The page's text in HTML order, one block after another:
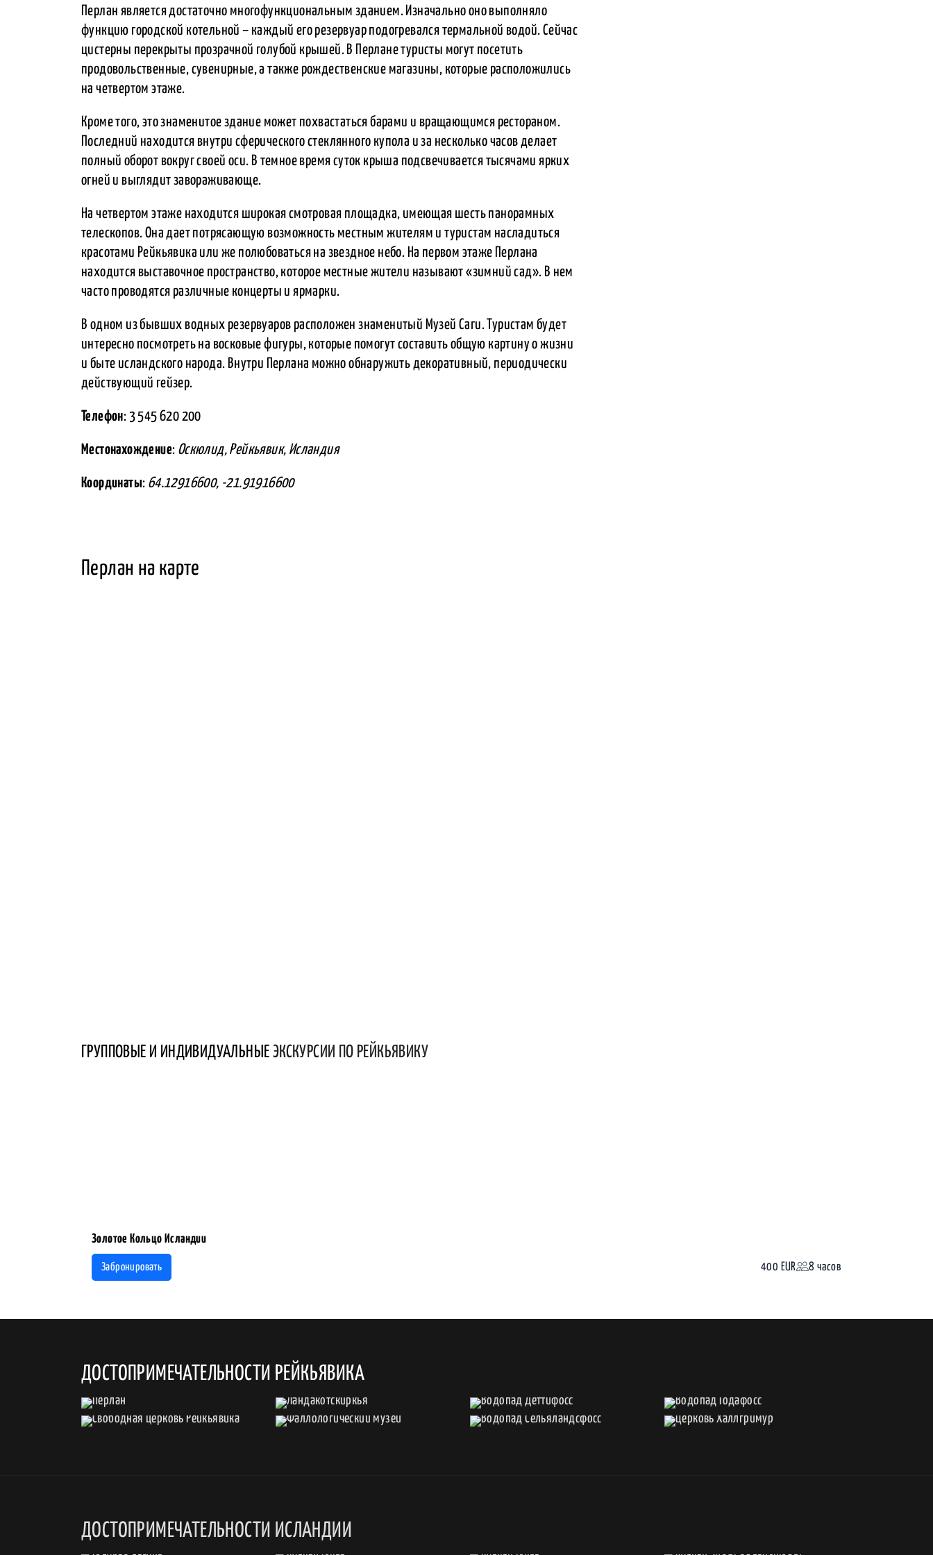
Перлан является достаточно многофункциональным зданием. Изначально оно выполняло
функцию городской котельной – каждый его резервуар подогревался термальной водой. Сейчас
цистерны перекрыты прозрачной голубой крышей. В Перлане туристы могут посетить
продовольственные, сувенирные, а также рождественские магазины, которые расположились
на четвертом этаже.
Кроме того, это знаменитое здание может похвастаться барами и вращающимся рестораном.
Последний находится внутри сферического стеклянного купола и за несколько часов делает
полный оборот вокруг своей оси. В темное время суток крыша подсвечивается тысячами ярких
огней и выглядит завораживающе.
На четвертом этаже находится широкая смотровая площадка, имеющая шесть панорамных
телескопов. Она дает потрясающую возможность местным жителям и туристам насладиться
красотами Рейкьявика или же полюбоваться на звездное небо. На первом этаже Перлана
находится выставочное пространство, которое местные жители называют «зимний сад». В нем
часто проводятся различные концерты и ярмарки.
В одном из бывших водных резервуаров расположен знаменитый Музей Саги. Туристам будет
интересно посмотреть на восковые фигуры, которые помогут составить общую картину о жизни
и быте исландского народа. Внутри Перлана можно обнаружить декоративный, периодически
действующий гейзер.
Телефон: 3 545 620 200
Местонахождение: Оскюлид, Рейкьявик, Исландия
Координаты: 64.12916600, -21.91916600
Перлан на карте
ГРУППОВЫЕ И ИНДИВИДУАЛЬНЫЕ ЭКСКУРСИИ ПО РЕЙКЬЯВИКУ
Золотое Кольцо Исландии
Забронировать 400 EUR 8 часов
ДОСТОПРИМЕЧАТЕЛЬНОСТИ РЕЙКЬЯВИКА
ДОСТОПРИМЕЧАТЕЛЬНОСТИ ИСЛАНДИИ